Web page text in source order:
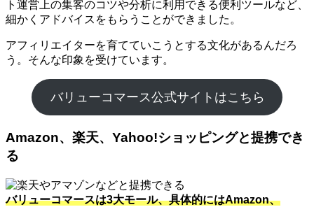
ト運営上の集客のコツや分析に利用できる便利ツールなど、
細かくアドバイスをもらうことができました。
アフィリエイターを育てていこうとする文化があるんだろ
う。そんな印象を受けています。
バリューコマース公式サイトはこちら
Amazon、楽天、Yahoo!ショッピングと提携でき
る
バリューコマースは3大モール、具体的にはAmazon、